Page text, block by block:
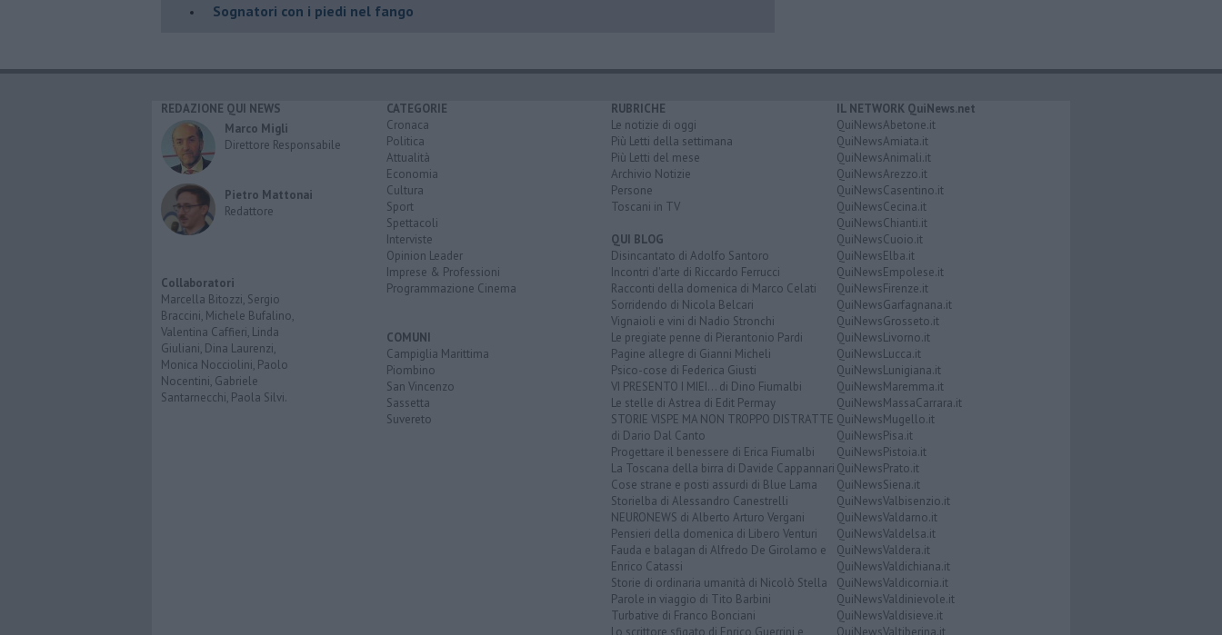
​Sognatori con i piedi nel fango
REDAZIONE QUI NEWS
Marco Migli
Direttore Responsabile
Pietro Mattonai
Redattore
Collaboratori
Marcella Bitozzi, Sergio
Braccini, Michele Bufalino,
Valentina Caffieri, Linda
Giuliani, Dina Laurenzi,
Monica Nocciolini, Paolo
Nocentini, Gabriele
Santarnecchi, Paola Silvi.
CATEGORIE
Cronaca
Politica
Attualità
Economia
Cultura
Sport
Spettacoli
Interviste
Opinion Leader
Imprese & Professioni
Programmazione Cinema
COMUNI
Campiglia Marittima
Piombino
San Vincenzo
Sassetta
Suvereto
RUBRICHE
Le notizie di oggi
Più Letti della settimana
Più Letti del mese
Archivio Notizie
Persone
Toscani in TV
QUI BLOG
Disincantato di Adolfo Santoro
Incontri d'arte di Riccardo Ferrucci
Racconti della domenica di Marco Celati
Sorridendo di Nicola Belcari
Vignaioli e vini di Nadio Stronchi
Le pregiate penne di Pierantonio Pardi
Pagine allegre di Gianni Micheli
Psico-cose di Federica Giusti
VI PRESENTO I MIEI... di Dino Fiumalbi
Le stelle di Astrea di Edit Permay
STORIE VISPE MA NON TROPPO DISTRATTE
di Dario Dal Canto
Progettare il benessere di Erica Fiumalbi
La Toscana della birra di Davide Cappannari
Cose strane e posti assurdi di Blue Lama
Storielba di Alessandro Canestrelli
NEURONEWS di Alberto Arturo Vergani
Pensieri della domenica di Libero Venturi
Fauda e balagan di Alfredo De Girolamo e
Enrico Catassi
Storie di ordinaria umanità di Nicolò Stella
Parole in viaggio di Tito Barbini
Turbative di Franco Bonciani
Lo scrittore sfigato di Enrico Guerrini e
IL NETWORK QuiNews.net
QuiNewsAbetone.it
QuiNewsAmiata.it
QuiNewsAnimali.it
QuiNewsArezzo.it
QuiNewsCasentino.it
QuiNewsCecina.it
QuiNewsChianti.it
QuiNewsCuoio.it
QuiNewsElba.it
QuiNewsEmpolese.it
QuiNewsFirenze.it
QuiNewsGarfagnana.it
QuiNewsGrosseto.it
QuiNewsLivorno.it
QuiNewsLucca.it
QuiNewsLunigiana.it
QuiNewsMaremma.it
QuiNewsMassaCarrara.it
QuiNewsMugello.it
QuiNewsPisa.it
QuiNewsPistoia.it
QuiNewsPrato.it
QuiNewsSiena.it
QuiNewsValbisenzio.it
QuiNewsValdarno.it
QuiNewsValdelsa.it
QuiNewsValdera.it
QuiNewsValdichiana.it
QuiNewsValdicornia.it
QuiNewsValdinievole.it
QuiNewsValdisieve.it
QuiNewsValtiberina.it